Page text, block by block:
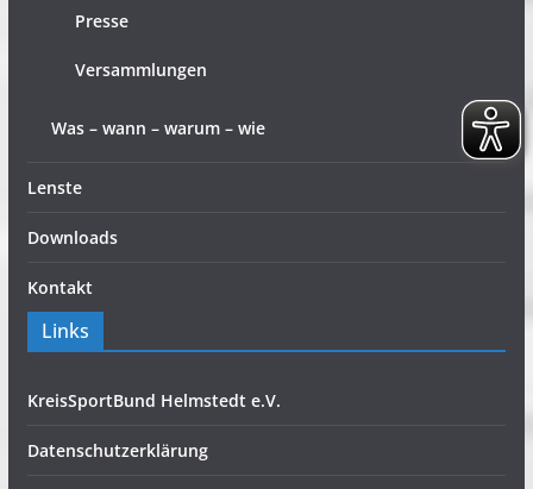
Presse
Versammlungen
Was – wann – warum – wie
Lenste
Downloads
Kontakt
Links
KreisSportBund Helmstedt e.V.
Datenschutzerklärung